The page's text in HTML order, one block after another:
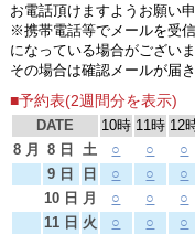
お電話頂けますようお願い
※携帯電話等でメールを受
になっている場合がございま
その場合は確認メールが届
■予約表(2週間分を表示)
DATE 10時 11時 12
8 月
8 日 土 ○ ○ ○
9 日
日 ○ ○ ○
10 日 月 ○ ○ ○
11 日 火 ○ ○ ○